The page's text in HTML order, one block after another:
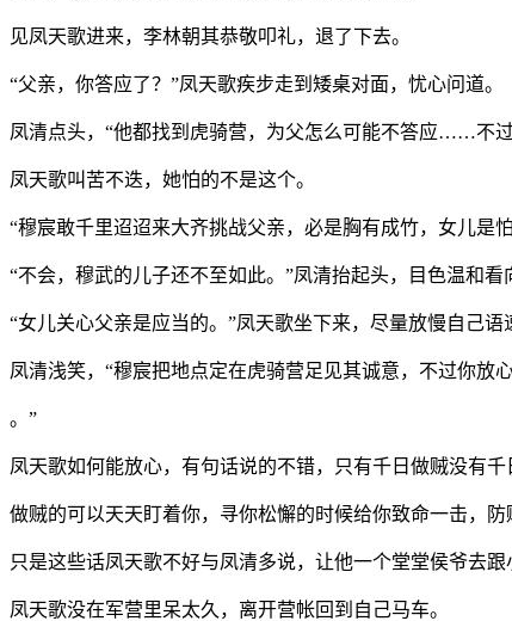
见凤天歌进来，李林朝其恭敬叩礼，退了下去。
“父亲，你答应了？”凤天歌疾步走到矮桌对面，忧心问道。
凤清点头，“他都找到虎骑营，为父怎么可能不答应……不
凤天歌叫苦不迭，她怕的不是这个。
“穆宸敢千里迢迢来大齐挑战父亲，必是胸有成竹，女儿
“不会，穆武的儿子还不至如此。”凤清抬起头，目色温和
“女儿关心父亲是应当的。”凤天歌坐下来，尽量放慢自己
凤清浅笑，“穆宸把地点定在虎骑营足见其诚意，不过你放
。”
凤天歌如何能放心，有句话说的不错，只有千日做贼没有千
做贼的可以天天盯着你，寻你松懈的时候给你致命一击，防
只是这些话凤天歌不好与凤清多说，让他一个堂堂侯爷去
凤天歌没在军营里呆太久，离开营帐回到自己马车。